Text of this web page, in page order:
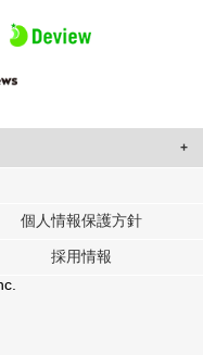
合わせたコンテンツや広告の
に提供しています。
ナーに提供した他の情報や、
きに収集した他の情報を組み
個人情報保護方針
採用情報